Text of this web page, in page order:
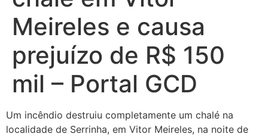
Meireles e causa
prejuízo de R$ 150
mil – Portal GCD
Um incêndio destruiu completamente um chalé na
localidade de Serrinha, em Vitor Meireles, na noite de